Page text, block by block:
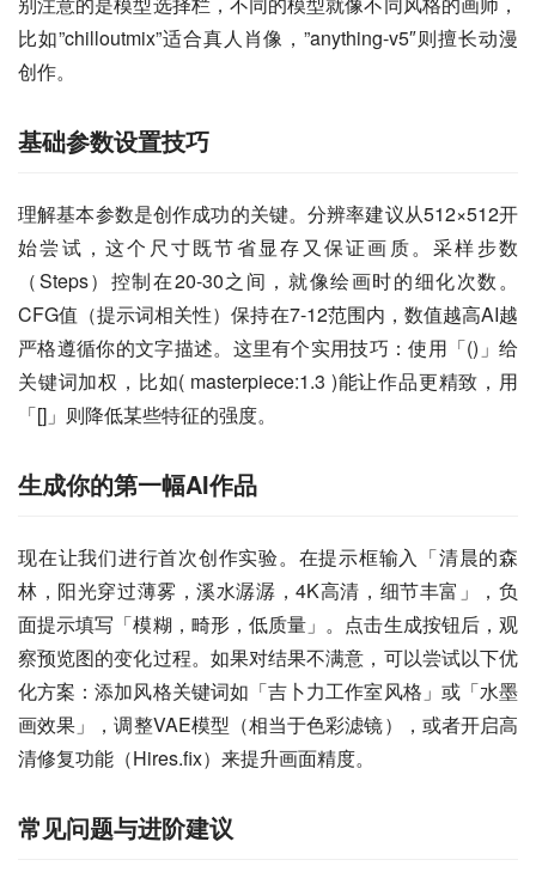
比如”chilloutmix”适合真人肖像，”anything-v5″则擅长动漫
创作。
基础参数设置技巧
理解基本参数是创作成功的关键。分辨率建议从512×512开
始尝试，这个尺寸既节省显存又保证画质。采样步数
（Steps）控制在20-30之间，就像绘画时的细化次数。
CFG值（提示词相关性）保持在7-12范围内，数值越高AI越
严格遵循你的文字描述。这里有个实用技巧：使用「()」给
关键词加权，比如( masterpiece:1.3 )能让作品更精致，用
「[]」则降低某些特征的强度。
生成你的第一幅AI作品
现在让我们进行首次创作实验。在提示框输入「清晨的森
林，阳光穿过薄雾，溪水潺潺，4K高清，细节丰富」，负
面提示填写「模糊，畸形，低质量」。点击生成按钮后，观
察预览图的变化过程。如果对结果不满意，可以尝试以下优
化方案：添加风格关键词如「吉卜力工作室风格」或「水墨
画效果」，调整VAE模型（相当于色彩滤镜），或者开启高
清修复功能（Hires.fix）来提升画面精度。
常见问题与进阶建议